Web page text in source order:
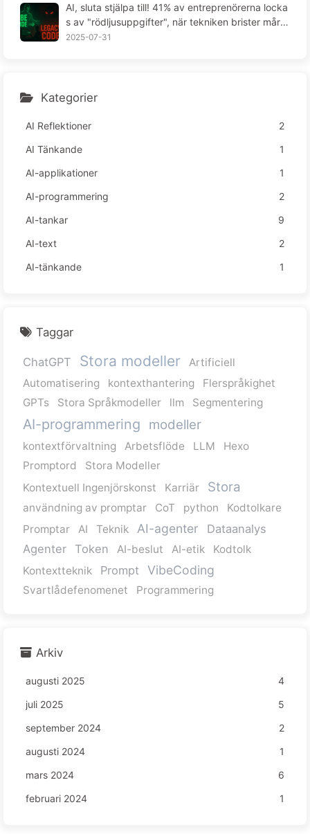
AI, sluta stjälpa till! 41% av entreprenörerna locka
s av "rödljusuppgifter", när tekniken brister mår d
e anställda ännu sämre — Lär känna AI sakta 163
2025-07-31
Kategorier
AI Reflektioner
2
AI Tänkande
1
AI-applikationer
1
AI-programmering
2
AI-tankar
9
AI-text
2
AI-tänkande
1
Taggar
ChatGPT Stora modeller
Artificiell
Automatisering
kontexthantering
Flerspråkighet
GPTs
Stora Språkmodeller llm Segmentering
AI-programmering modeller
kontextförvaltning Arbetsflöde LLM
Hexo
Promptord
Stora Modeller
Kontextuell Ingenjörskonst
Karriär Stora
användning av promptar CoT python
Kodtolkare
Promptar
AI Teknik AI-agenter
Dataanalys
Agenter
Token AI-beslut AI-etik
Kodtolk
Kontextteknik
Prompt VibeCoding
Svartlådefenomenet Programmering
Arkiv
augusti 2025
4
juli 2025
5
september 2024
2
augusti 2024
1
mars 2024
6
februari 2024
1